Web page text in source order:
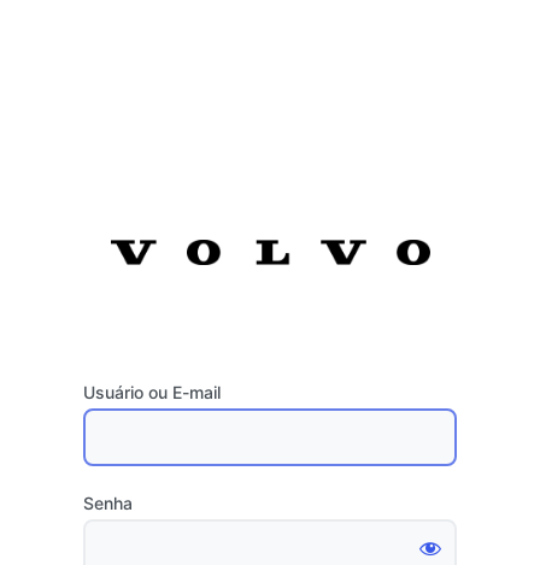
Usuário ou E-mail
Senha